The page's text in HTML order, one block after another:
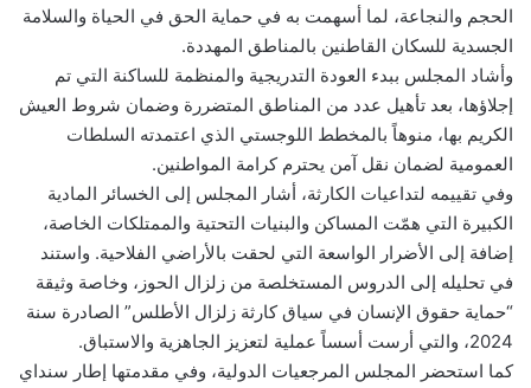
الحجم والنجاعة، لما أسهمت به في حماية الحق في الحياة والسلامة
الجسدية للسكان القاطنين بالمناطق المهددة.
وأشاد المجلس ببدء العودة التدريجية والمنظمة للساكنة التي تم
إجلاؤها، بعد تأهيل عدد من المناطق المتضررة وضمان شروط العيش
الكريم بها، منوهاً بالمخطط اللوجستي الذي اعتمدته السلطات
العمومية لضمان نقل آمن يحترم كرامة المواطنين.
وفي تقييمه لتداعيات الكارثة، أشار المجلس إلى الخسائر المادية
الكبيرة التي همّت المساكن والبنيات التحتية والممتلكات الخاصة،
إضافة إلى الأضرار الواسعة التي لحقت بالأراضي الفلاحية. واستند
في تحليله إلى الدروس المستخلصة من زلزال الحوز، وخاصة وثيقة
“حماية حقوق الإنسان في سياق كارثة زلزال الأطلس” الصادرة سنة
2024، والتي أرست أسساً عملية لتعزيز الجاهزية والاستباق.
كما استحضر المجلس المرجعيات الدولية، وفي مقدمتها إطار سنداي